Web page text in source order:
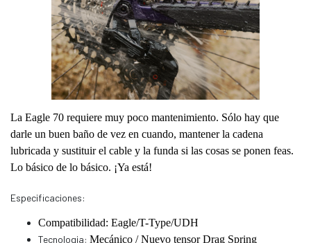
La Eagle 70 requiere muy poco mantenimiento. Sólo hay que
darle un buen baño de vez en cuando, mantener la cadena
lubricada y sustituir el cable y la funda si las cosas se ponen feas.
Lo básico de lo básico. ¡Ya está!
Especificaciones:
Compatibilidad: Eagle/T-Type/UDH
Tecnologia: Mecánico / Nuevo tensor Drag Spring